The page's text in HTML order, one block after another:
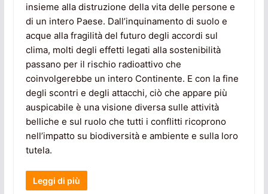
insieme alla distruzione della vita delle persone e
di un intero Paese. Dall’inquinamento di suolo e
acque alla fragilità del futuro degli accordi sul
clima, molti degli effetti legati alla sostenibilità
passano per il rischio radioattivo che
coinvolgerebbe un intero Continente. E con la fine
degli scontri e degli attacchi, ciò che appare più
auspicabile è una visione diversa sulle attività
belliche e sul ruolo che tutti i conflitti ricoprono
nell’impatto su biodiversità e ambiente e sulla loro
tutela.
Leggi di più